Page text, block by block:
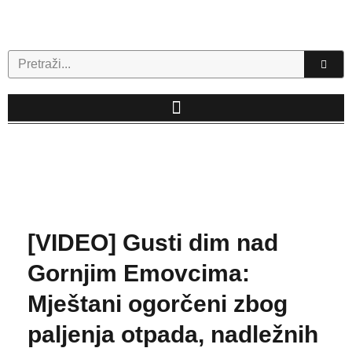
Search
[VIDEO] Gusti dim nad
Gornjim Emovcima:
Mještani ogorčeni zbog
paljenja otpada, nadležnih